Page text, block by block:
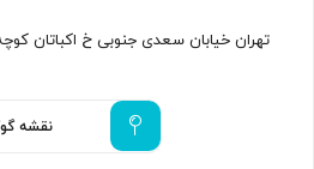
تهران خیابان سعدی جنوبی خ اکباتان کوچه
نقشه